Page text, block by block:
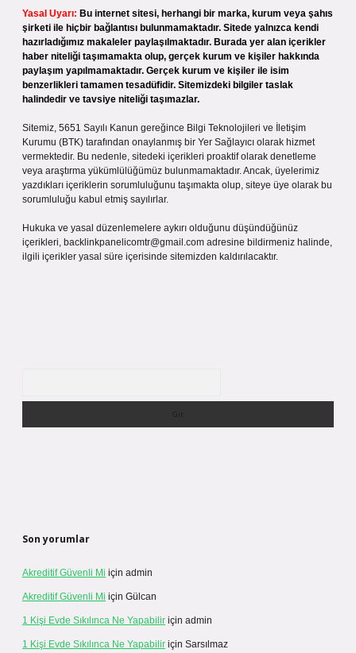
Yasal Uyarı: Bu internet sitesi, herhangi bir marka, kurum veya şahıs
şirketi ile hiçbir bağlantısı bulunmamaktadır. Sitede yalnızca kendi
hazırladığımız makaleler paylaşılmaktadır. Burada yer alan içerikler
haber niteliği taşımamakta olup, gerçek kurum ve kişiler hakkında
paylaşım yapılmamaktadır. Gerçek kurum ve kişiler ile isim
benzerlikleri tamamen tesadüfidir. Sitemizdeki bilgiler taslak
halindedir ve tavsiye niteliği taşımazlar.
Sitemiz, 5651 Sayılı Kanun gereğince Bilgi Teknolojileri ve İletişim
Kurumu (BTK) tarafından onaylanmış bir Yer Sağlayıcı olarak hizmet
vermektedir. Bu nedenle, sitedeki içerikleri proaktif olarak denetleme
veya araştırma yükümlülüğümüz bulunmamaktadır. Ancak, üyelerimiz
yazdıkları içeriklerin sorumluluğunu taşımakta olup, siteye üye olarak bu
sorumluluğu kabul etmiş sayılırlar.
Hukuka ve yasal düzenlemelere aykırı olduğunu düşündüğünüz
içerikleri, backlinkpanelicomtr@gmail.com adresine bildirmeniz halinde,
ilgili içerikler yasal süre içerisinde sitemizden kaldırılacaktır.
Son yorumlar
Akreditif Güvenli Mi için admin
Akreditif Güvenli Mi için Gülcan
1 Kişi Evde Sıkılınca Ne Yapabilir için admin
1 Kişi Evde Sıkılınca Ne Yapabilir için Sarsılmaz